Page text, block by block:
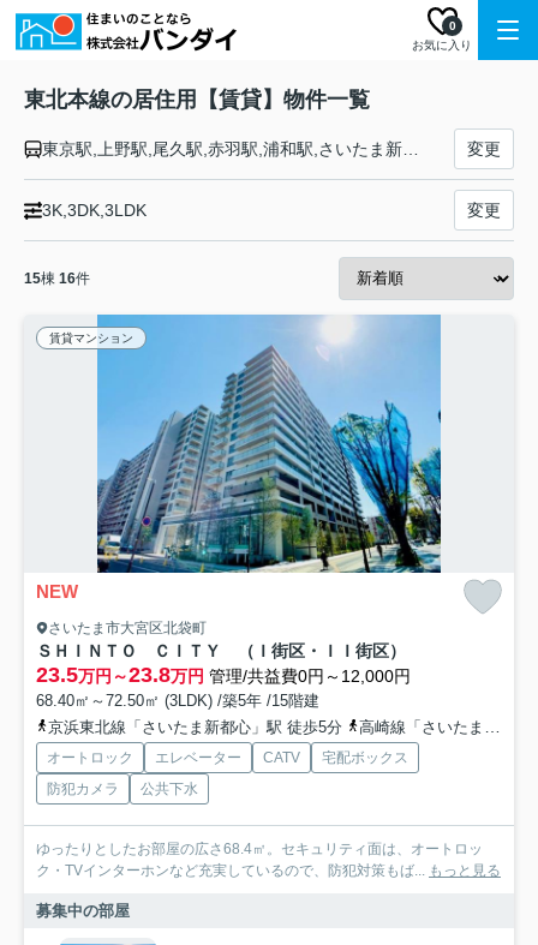
お気に入り
0
東北本線の居住用【賃貸】物件一覧
変更
3K,3DK,3LDK 変更
15棟 16件
賃貸マンション
NEW
さいたま市大宮区北袋町
ＳＨＩＮＴＯ ＣＩＴＹ （Ｉ街区・ＩＩ街区）
23.5万円～23.8万円 管理/共益費0円～12,000円
68.40㎡～72.50㎡ (3LDK) /築5年 /15階建
京浜東北線「さいたま新都心」駅 徒歩5分
高崎線「さいたま新都心」駅 徒歩5分
オートロック エレベーター CATV
宅配ボックス
防犯カメラ
公共下水
ゆったりとしたお部屋の広さ68.4㎡。セキュリティ面は、オートロッ
ク・TVインターホンなど充実しているので、防犯対策もば... もっと見る
募集中の部屋